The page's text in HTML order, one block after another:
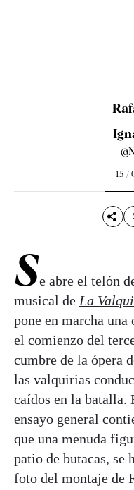
15 /
Se abre el telón
musical de La
pone en marcha una
el comienzo del
cumbre de la ópera
las valquirias
caídos en la batalla.
ensayo general
que una menuda
patio de butacas, se
foto del montaje de